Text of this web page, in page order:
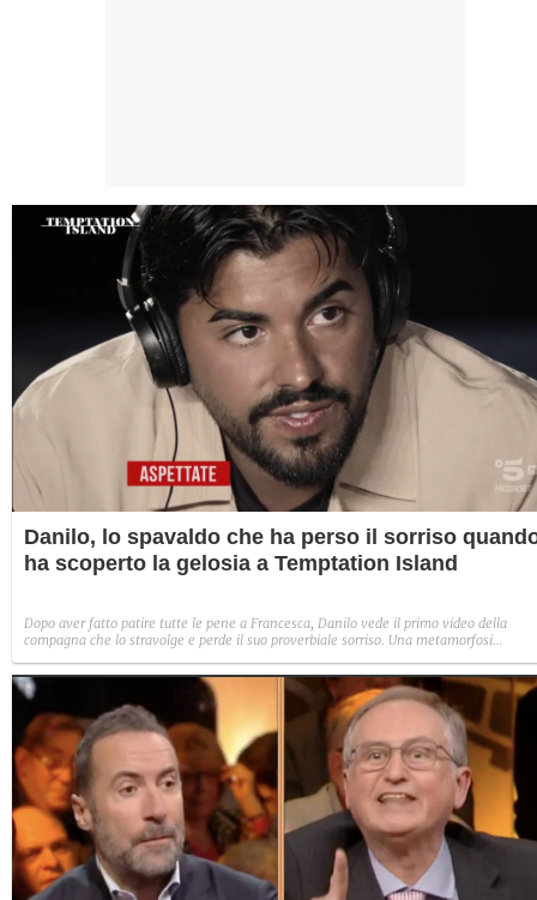
Danilo, lo spavaldo che ha perso il sorriso
ha scoperto la gelosia a Temptation Island
Dopo aver fatto patire tutte le pene a Francesca, Danilo vede il primo video della
compagna che lo stravolge e perde il suo proverbiale sorriso. Una metamorfosi